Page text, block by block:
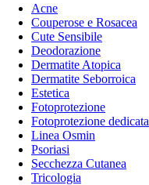
Acne
Couperose e Rosacea
Cute Sensibile
Deodorazione
Dermatite Atopica
Dermatite Seborroica
Estetica
Fotoprotezione
Fotoprotezione dedicata
Linea Osmin
Psoriasi
Secchezza Cutanea
Tricologia